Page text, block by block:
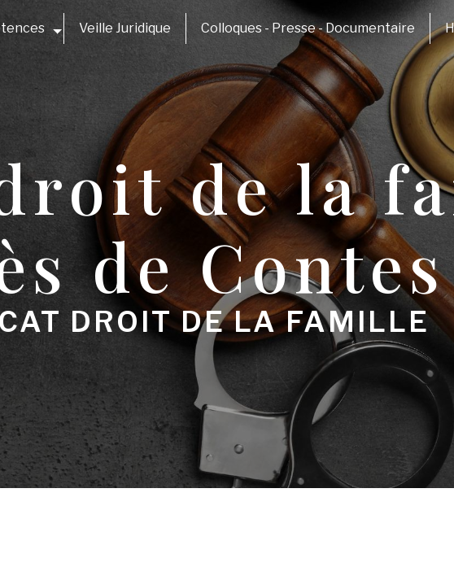
Veille Juridique Colloques - Presse - Documentaire
de la
de Contes
DROIT DE LA FAMILLE